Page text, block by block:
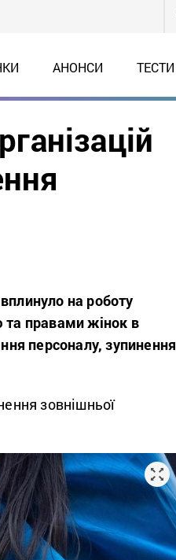
АНОНСИ ТЕСТИ
на роботу
та правами жінок в
персоналу, зупинення
зовнішньої